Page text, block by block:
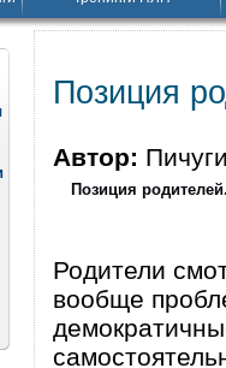
Позиция
Автор:
Позиция
Родители
вообще